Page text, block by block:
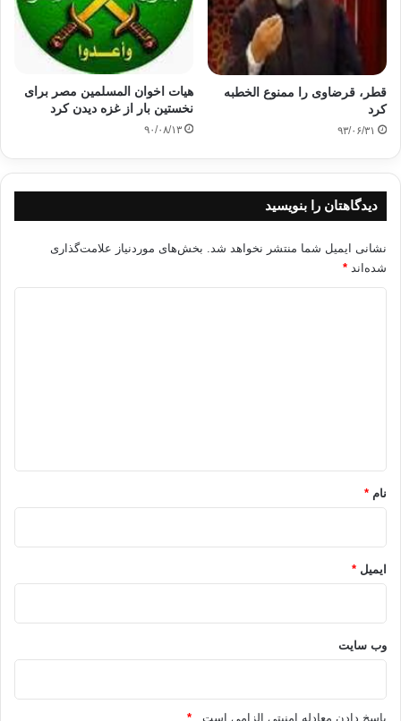
کپی آدرس
قطر، قرضاوی را ممنوع الخطبه
کرد
۹۳/۰۶/۳۱
هیات اخوان المسلمین مصر برای
نخستین بار از غزه دیدن كرد
۹۰/۰۸/۱۳
دیدگاهتان را بنویسید
نشانی ایمیل شما منتشر نخواهد شد. بخش‌های موردنیاز علامت‌گذاری
شده‌اند *
نام *
ایمیل *
وب‌ سایت
پاسخ دادن معادله امنیتی الزامی است . *